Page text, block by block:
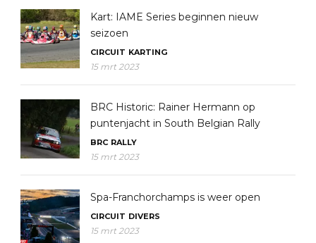
Kart: IAME Series beginnen nieuw
seizoen
CIRCUIT KARTING
15 mrt 2023
BRC Historic: Rainer Hermann op
puntenjacht in South Belgian Rally
BRC RALLY
15 mrt 2023
Spa-Franchorchamps is weer open
CIRCUIT DIVERS
15 mrt 2023